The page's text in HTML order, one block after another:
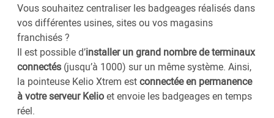
Vous souhaitez centraliser les badgeages réalisés dans
vos différentes usines, sites ou vos magasins
franchisés ?
Il est possible d’installer un grand nombre de terminaux
connectés (jusqu’à 1000) sur un même système. Ainsi,
la pointeuse Kelio Xtrem estconnectée en permanence
à votre serveur Kelioet envoie les badgeages en temps
réel.